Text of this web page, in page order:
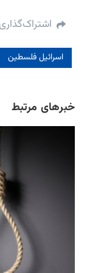
اشتراک‌گذاری
اسرائیل فلسطین
خبرهای مرتبط